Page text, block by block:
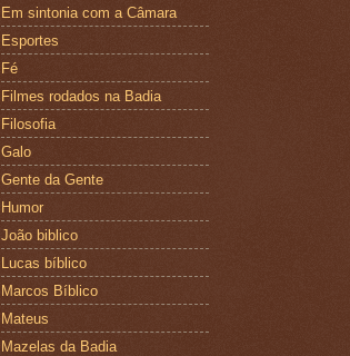
Em sintonia com a Câmara
Esportes
Fé
Filmes rodados na Badia
Filosofia
Galo
Gente da Gente
Humor
João biblico
Lucas bíblico
Marcos Bíblico
Mateus
Mazelas da Badia